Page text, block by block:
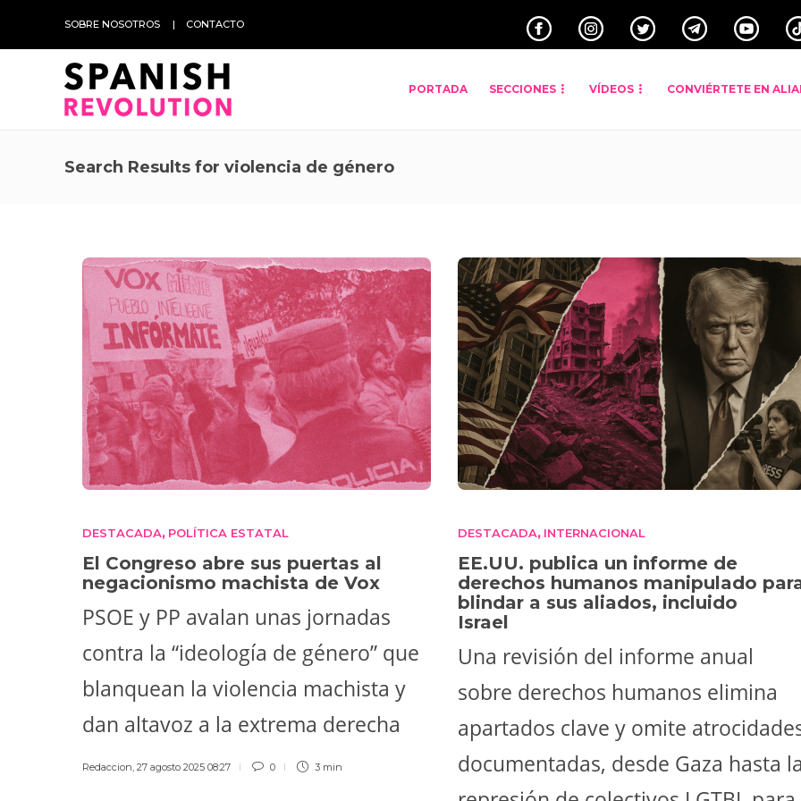
SOBRE NOSOTROS CONTACTO
PORTADA SECCIONES VÍDEOS CONVIÉRTETE EN
Search Results for violencia de género
DESTACADA, POLÍTICA ESTATAL
El Congreso abre sus puertas al
negacionismo machista de Vox
PSOE y PP avalan unas jornadas
contra la “ideología de género” que
blanquean la violencia machista y
dan altavoz a la extrema derecha
Redaccion, 27 agosto 2025 08:27 0 3 min
DESTACADA, INTERNACIONAL
EE.UU. publica un informe de
derechos humanos manipulado
blindar a sus aliados, incluido
Israel
Una revisión del informe anual
sobre derechos humanos elimina
apartados clave y omite
documentadas, desde Gaza hasta la